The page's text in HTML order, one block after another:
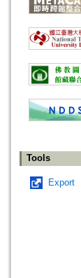
Tools
Export